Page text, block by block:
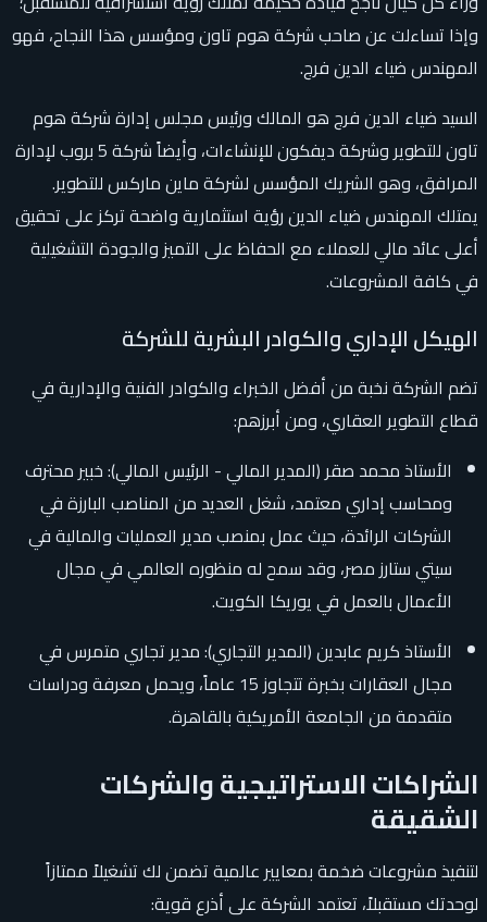
وإذا تساءلت عن صاحب شركة هوم تاون ومؤسس هذا النجاح، فهو
المهندس ضياء الدين فرج.
السيد ضياء الدين فرج هو المالك ورئيس مجلس إدارة شركة هوم
تاون للتطوير وشركة ديفكون للإنشاءات، وأيضاً شركة 5 بروب لإدارة
المرافق، وهو الشريك المؤسس لشركة ماين ماركس للتطوير.
يمتلك المهندس ضياء الدين رؤية استثمارية واضحة تركز على تحقيق
أعلى عائد مالي للعملاء مع الحفاظ على التميز والجودة التشغيلية
في كافة المشروعات.
الهيكل الإداري والكوادر البشرية للشركة
تضم الشركة نخبة من أفضل الخبراء والكوادر الفنية والإدارية في
قطاع التطوير العقاري، ومن أبرزهم:
الأستاذ محمد صقر (المدير المالي - الرئيس المالي): خبير محترف
ومحاسب إداري معتمد، شغل العديد من المناصب البارزة في
الشركات الرائدة، حيث عمل بمنصب مدير العمليات والمالية في
سيتي ستارز مصر، وقد سمح له منظوره العالمي في مجال
الأعمال بالعمل في يوريكا الكويت.
الأستاذ كريم عابدين (المدير التجاري): مدير تجاري متمرس في
مجال العقارات بخبرة تتجاوز 15 عاماً، ويحمل معرفة ودراسات
متقدمة من الجامعة الأمريكية بالقاهرة.
الشراكات الاستراتيجية والشركات
الشقيقة
لتنفيذ مشروعات ضخمة بمعايير عالمية تضمن لك تشغیلاً ممتازاً
لوحدتك مستقبلاً، تعتمد الشركة على أذرع قوية: